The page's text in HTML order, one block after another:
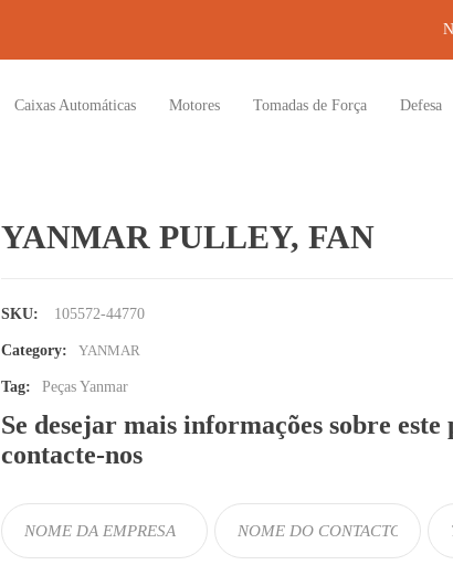
Caixas Automáticas Motores Tomadas de Força Defesa
YANMAR PULLEY, FAN
SKU: 105572-44770
Category: YANMAR
Tag: Peças Yanmar
Se desejar mais informações sobre este
contacte-nos